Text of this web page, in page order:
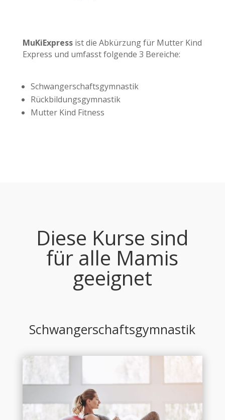
MuKiExpress ist die Abkürzung für Mutter Kind
Express und umfasst folgende 3 Bereiche:
Schwangerschaftsgymnastik
Rückbildungsgymnastik
Mutter Kind Fitness
Diese Kurse sind
für alle Mamis
geeignet
Schwangerschaftsgymnastik